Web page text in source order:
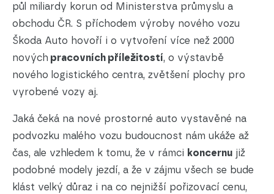
půl miliardy korun od Ministerstva průmyslu a
obchodu ČR. S příchodem výroby nového vozu
Škoda Auto hovoří i o vytvoření více než 2000
nových pracovních příležitostí, o výstavbě
nového logistického centra, zvětšení plochy pro
vyrobené vozy aj.
Jaká čeká na nové prostorné auto vystavěné na
podvozku malého vozu budoucnost nám ukáže až
čas, ale vzhledem k tomu, že v rámci koncernu již
podobné modely jezdí, a že v zájmu všech se bude
klást velký důraz i na co nejnižší pořizovací cenu,